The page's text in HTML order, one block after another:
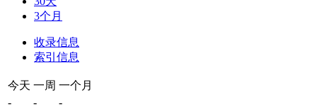
3个月
收录信息
索引信息
今天 一周 一个月
-
-
-